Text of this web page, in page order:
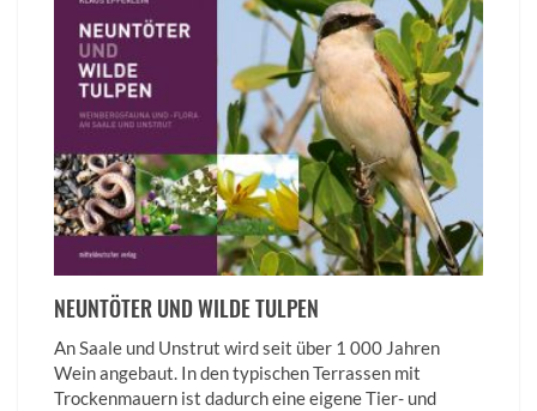
NEUNTÖTER UND WILDE TULPEN
An Saale und Unstrut wird seit über 1 000 Jahren
Wein angebaut. In den typischen Terrassen mit
Trockenmauern ist dadurch eine eigene Tier- und